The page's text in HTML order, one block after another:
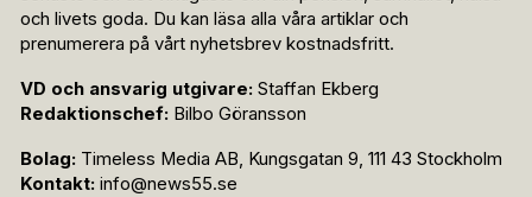
och livets goda. Du kan läsa alla våra artiklar och
prenumerera på vårt nyhetsbrev kostnadsfritt.
VD och ansvarig utgivare: Staffan Ekberg
Redaktionschef: Bilbo Göransson
Bolag: Timeless Media AB, Kungsgatan 9, 111 43 Stockholm
Kontakt: info@news55.se